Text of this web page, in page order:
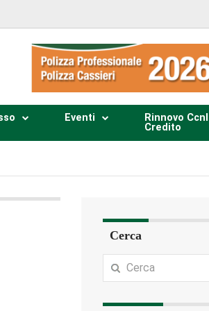
Eventi
Rinnovo Ccnl
Credito
Cerca